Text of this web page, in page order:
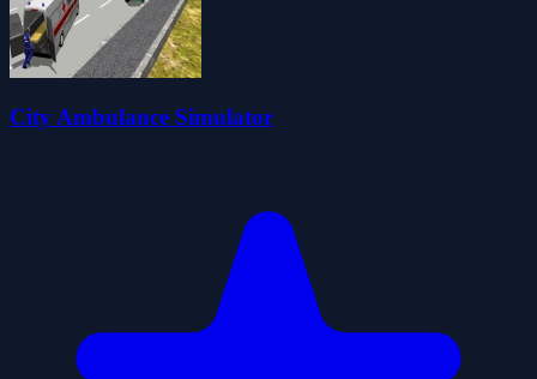
City Ambulance Simulator